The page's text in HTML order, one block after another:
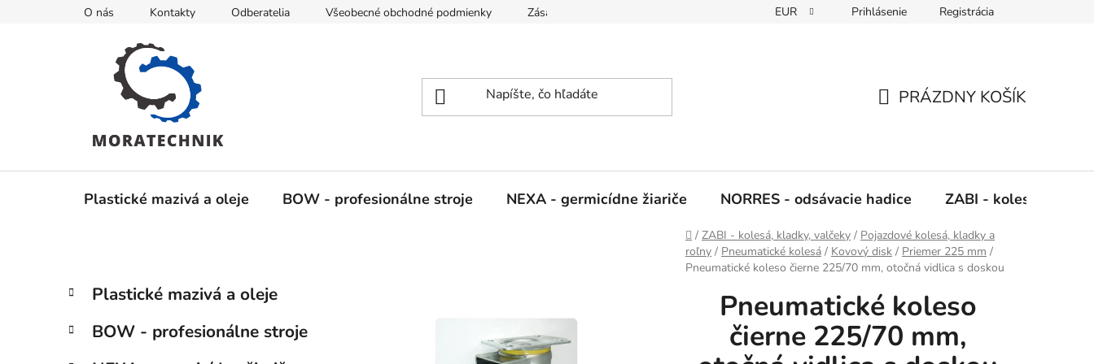
O nás Kontakty Odberatelia Všeobecné obchodné podmienky Zásady ochrany osobných údajov Napíšte nám
EUR Prihlásenie Registrácia
PRÁZDNY KOŠÍK
Plastické mazivá a oleje BOW - profesionálne stroje NEXA - germicídne žiariče NORRES - odsávacie hadice ZABI - kolesá,
Domov
/ ZABI - kolesá, kladky, valčeky / Pojazdové kolesá, kladky a
roľny / Pneumatické kolesá / Kovový disk / Priemer 225 mm /
Pneumatické koleso čierne 225/70 mm, otočná vidlica s doskou
B
č
Preskočiť
kategórie
K
a
e
Plastické mazivá a oleje
BOW - profesionálne stroje
Pneumatické koleso
čierne 225/70 mm,